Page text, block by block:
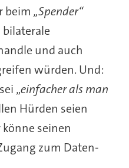
beim „Spender“
bilaterale
und auch
würden. Und:
„einfacher als man
Hürden seien
seinen
zum Daten-